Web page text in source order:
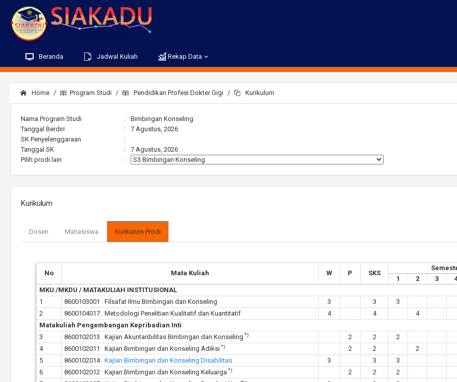
Beranda Jadwal Kuliah Rekap Data
Home Program Studi Pendidikan Profesi Dokter Gigi Kurikulum
Nama Program Studi :
Bimbingan Konseling
Tanggal Berdiri
:
7 Agustus, 2026
SK Penyelenggaraan
:
Tanggal SK
:
7 Agustus, 2026
Pilih prodi lain
:
Kurikulum
Dosen Mahasiswa Kurikulum Prodi
No Mata Kuliah W P SKS
1
2 3
MKU /MKDU / MATAKULIAH INSTITUSIONAL
1
8600103001 Filsafat Ilmu Bimbingan dan Konseling 3 3
3
2
8600104017 Metodologi Penelitian Kualitatif dan Kuantitatif 4 4
4
Matakuliah Pengembangan Kepribadian Inti
3
8600102013 Kajian Akuntanbilitas Bimbingan dan Konseling *) 2 2
2
4
8600102011 Kajian Bimbingan dan Konseling Adiksi*) 2 2
2
5
8600102014 Kajian Bimbingan dan Konseling Disabilitas 3 3
3
6
8600102012 Kajian Bimbingan dan Konseling Keluarga *) 2 2
2